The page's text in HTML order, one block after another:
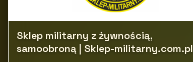
Sklep militarny z żywnością,
samoobroną | Sklep-militarny.com.pl